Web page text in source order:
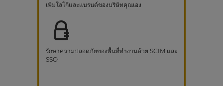
เพิ่มโลโก้และแบรนด์ของบริษัทคุณเอง
รักษาความปลอดภัยของพื้นที่ทำงานด้วย SCIM และ
SSO